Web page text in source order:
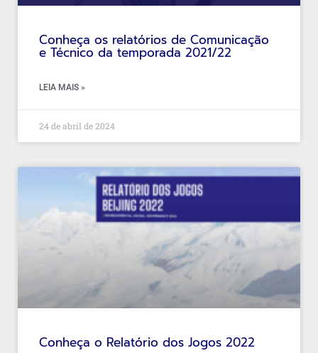
Conheça os relatórios de Comunicação
e Técnico da temporada 2021/22
LEIA MAIS »
24 de abril de 2024
Conheça o Relatório dos Jogos 2022